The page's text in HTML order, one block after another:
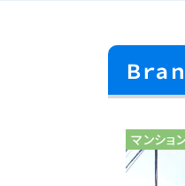
Ｂｒ
マンショ